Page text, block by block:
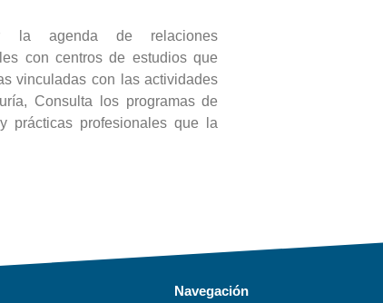
la agenda de relaciones
con centros de estudios que
vinculadas con las actividades
Consulta los programas de
prácticas profesionales que la
Navegación